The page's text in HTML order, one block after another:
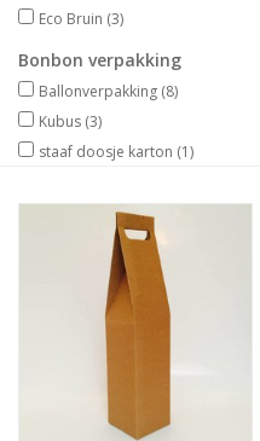
Eco Bruin (3)
Bonbon verpakking
Ballonverpakking (8)
Kubus (3)
staaf doosje karton (1)